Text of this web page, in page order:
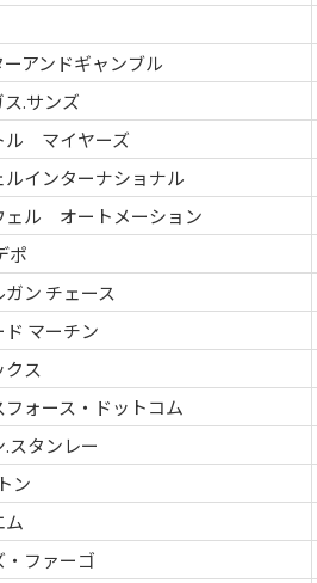
ーアンドギャンブル
.サンズ
ル マイヤーズ
ルインターナショナル
ェル オートメーション
ポ
ガン チェース
ド マーチン
クス
フォース・ドットコム
スタンレー
ン
ム
・ファーゴ